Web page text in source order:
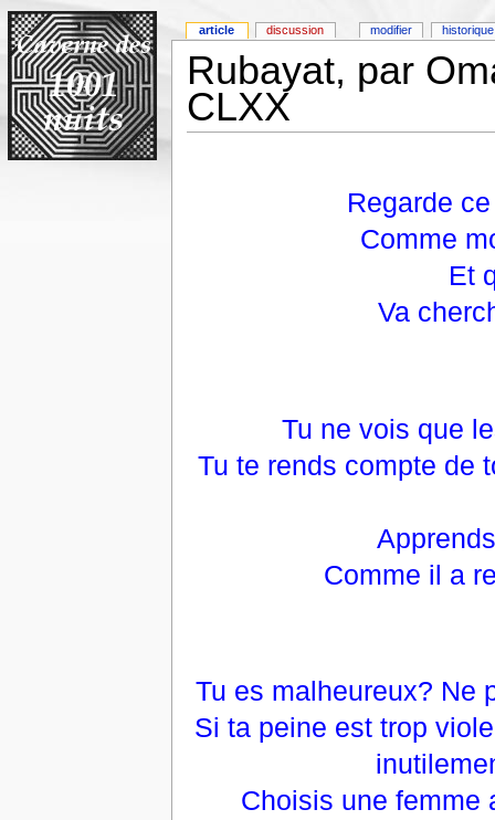
Rubayat, par
CLXX
Regarde
Comme
Et
Va
Tu ne vois que
Tu te rends compte de
Comme il a
Tu es malheureux? Ne
Si ta peine est trop
Choisis une femme
article discussion modifier historique